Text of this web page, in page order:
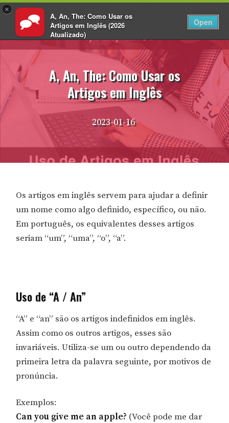
×
A, An, The: Como Usar os
Artigos em Inglês (2026
Atualizado)
EnglishCentral
Open
Fazer login PT
Pular
para
conteúdo
A, An, The: Como Usar os
Artigos em Inglês
2023-01-16
Os artigos em inglês servem para ajudar a definir
um nome como algo definido, específico, ou não.
Em português, os equivalentes desses artigos
seriam “um”, “uma”, “o”, “a”.
Uso de “A / An”
“A” e “an” são os artigos indefinidos em inglês.
Assim como os outros artigos, esses são
invariáveis. Utiliza-se um ou outro dependendo da
primeira letra da palavra seguinte, por motivos de
pronúncia.
Exemplos:
Can you give me an apple? (Você pode me dar